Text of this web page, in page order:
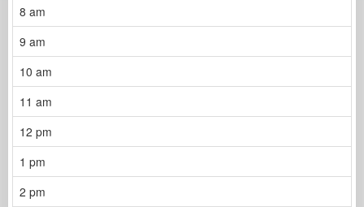
8 am
9 am
10 am
11 am
12 pm
1 pm
2 pm